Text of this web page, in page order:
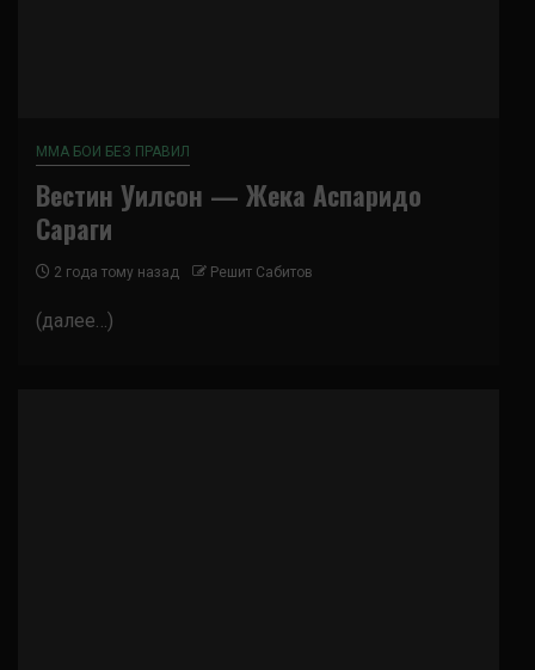
ММА БОИ БЕЗ ПРАВИЛ
Вестин Уилсон — Жека Аспаридо
Сараги
2 года тому назад Решит Сабитов
(далее…)